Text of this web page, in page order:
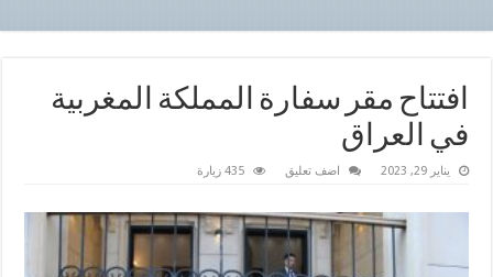
افتتاح مقر سفارة المملكة المغربية
في العراق
يناير 29, 2023 اضف تعليق 435 زيارة